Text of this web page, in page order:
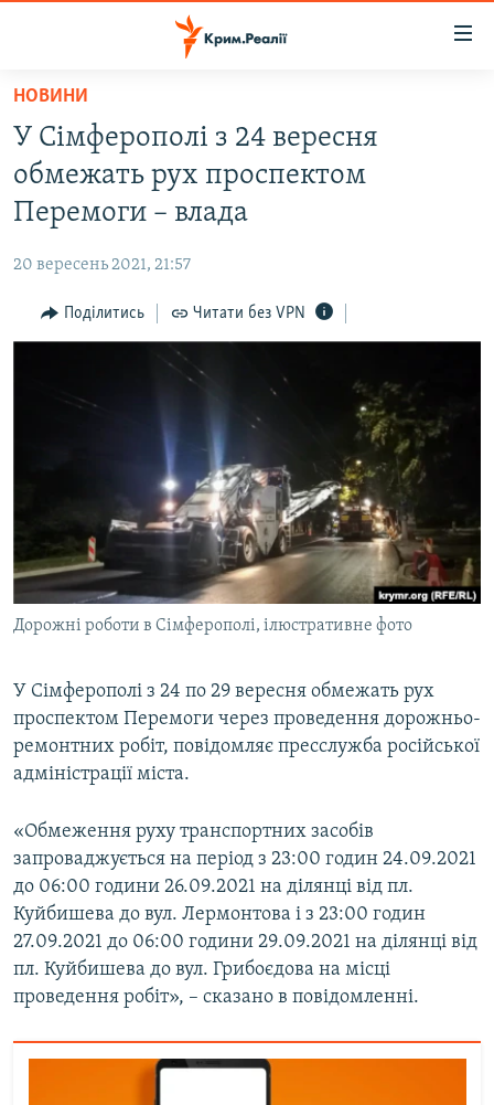
Перейти
основного
матеріалу
Перейти
до
основної
навігації
Перейти
до
НОВИНИ
ВОДА.КРИМ
ВІДЕО ТА ФОТО
БЛОГИ
ПОГЛЯД
ВСЕ ЗА ДЕНЬ
ВІДЕОУРОКИ «ELIFBE»
СВІДЧЕННЯ ОКУПАЦІЇ
УКРАЇНСЬКА ПРОБЛЕМА КРИМУ
ІНФОГРАФІКА
ЯК ОБІЙТИ БЛОКУВАННЯ
Русский
Qırımtatar
ДОЛУЧАЙСЯ!
Усі сайти RFE/RL
НОВИНИ
У Сімферополі з 24 вересня
обмежать рух проспектом
Перемоги – влада
20 вересень 2021, 21:57
Поділитись Читати без VPN
Дорожні роботи в Сімферополі, ілюстративне фото
У Сімферополі з 24 по 29 вересня обмежать рух
проспектом Перемоги через проведення дорожньо-
ремонтних робіт, повідомляє пресслужба російської
адміністрації міста.
«Обмеження руху транспортних засобів
запроваджується на період з 23:00 годин 24.09.2021
до 06:00 години 26.09.2021 на ділянці від пл.
Куйбишева до вул. Лермонтова і з 23:00 годин
27.09.2021 до 06:00 години 29.09.2021 на ділянці від
пл. Куйбишева до вул. Грибоєдова на місці
проведення робіт», – сказано в повідомленні.